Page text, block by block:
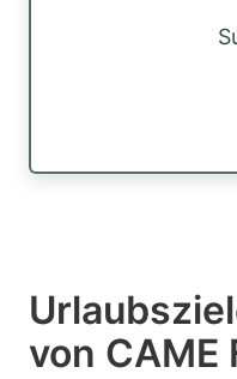
von CAME